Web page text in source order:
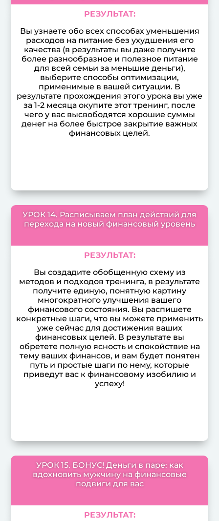
РЕЗУЛЬТАТ:
Вы узнаете обо всех способах уменьшения
расходов на питание без ухудшения его
качества (в результаты вы даже получите
более разнообразное и полезное питание
для всей семьи за меньшие деньги),
выберите способы оптимизации,
применимые в вашей ситуации. В
результате прохождения этого урока вы уже
за 1-2 месяца окупите этот тренинг, после
чего у вас высвободятся хорошие суммы
денег на более быстрое закрытие важных
финансовых целей.
УРОК 14. Расписываем план действий для
перехода на новый финансовый уровень
РЕЗУЛЬТАТ:
Вы создадите обобщенную схему из
методов и подходов тренинга, в результате
получите единую, понятную картину
многократного улучшения вашего
финансового состояния. Вы распишете
конкретные шаги, что вы можете применить
уже сейчас для достижения ваших
финансовых целей. В результате вы
обретете полную ясность и спокойствие на
тему ваших финансов, и вам будет понятен
путь и простые шаги по нему, которые
приведут вас к финансовому изобилию и
успеху!
УРОК 15. БОНУС! Деньги в паре: как
вдохновить мужчину на финансовые
подвиги для вас
РЕЗУЛЬТАТ: